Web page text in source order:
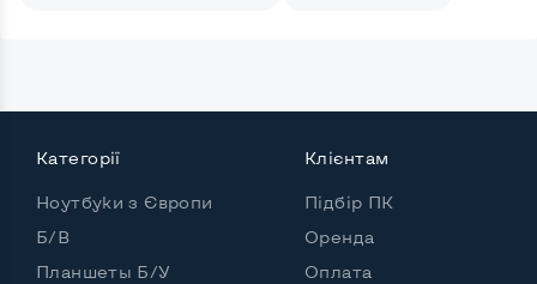
Категорії
Ноутбуки з Європи
Б/В
Планшеты Б/У
Клієнтам
Підбір ПК
Оренда
Оплата